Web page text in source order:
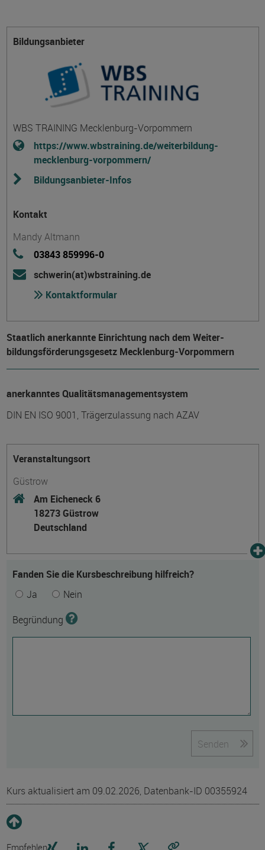
Bildungsanbieter
WBS TRAINING Mecklenburg-Vorpommern
https://www.wbstraining.de/weiterbildung-
mecklenburg-vorpommern/
Bildungsanbieter-Infos
Kontakt
Mandy Altmann
03843 859996-0
schwerin(at)wbstraining.de
Kontaktformular
Staatlich anerkannte Einrichtung nach dem Weiter­
bildungs­förderungs­gesetz Mecklenburg-Vorpommern
anerkanntes Qualitätsmanagementsystem
DIN EN ISO 9001, Trägerzulassung nach AZAV
Veranstaltungsort
Güstrow
Am Eicheneck 6
18273 Güstrow
Deutschland
Fanden Sie die Kursbeschreibung hilfreich?
Ja
Nein
Begründung
Senden
Kurs aktualisiert am 09.02.2026, Datenbank-ID 00355924
Empfehlen